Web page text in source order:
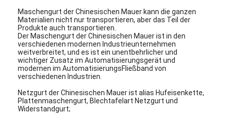
Maschengurt der Chinesischen Mauer kann die ganzen
Materialien nicht nur transportieren, aber das Teil der
Produkte auch transportieren.
Der Maschengurt der Chinesischen Mauer ist in den
verschiedenen modernen Industrieunternehmen
weitverbreitet, und es ist ein unentbehrlicher und
wichtiger Zusatz im Automatisierungsgerät und
modernen im AutomatisierungsFließband von
verschiedenen Industrien.
Netzgurt der Chinesischen Mauer ist alias Hufeisenkette,
Plattenmaschengurt, Blechtafelart Netzgurt und
Widerstandgurt;